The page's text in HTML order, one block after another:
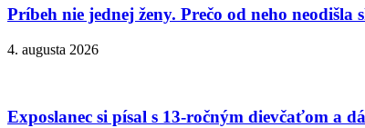
Príbeh nie jednej ženy. Prečo od neho neodišla
4. augusta 2026
Exposlanec si písal s 13-ročným dievčaťom a